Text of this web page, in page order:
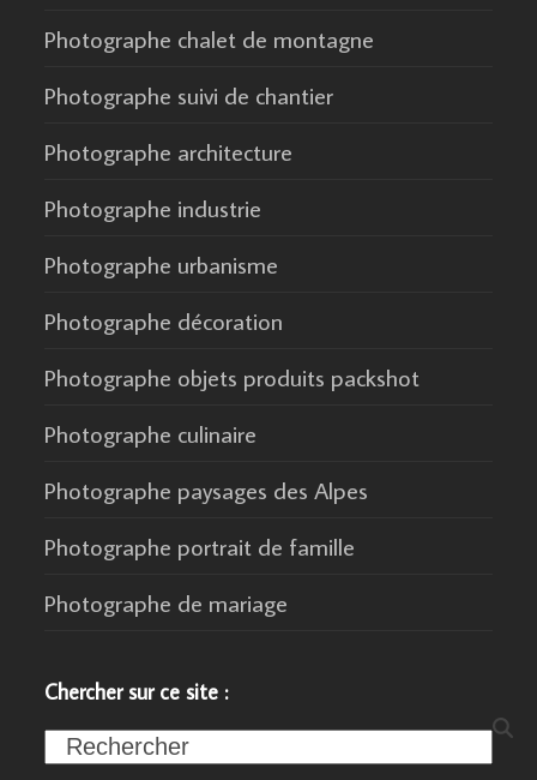
Photographe chalet de montagne
Photographe suivi de chantier
Photographe architecture
Photographe industrie
Photographe urbanisme
Photographe décoration
Photographe objets produits packshot
Photographe culinaire
Photographe paysages des Alpes
Photographe portrait de famille
Photographe de mariage
Chercher sur ce site :
Search